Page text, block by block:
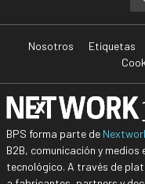
Nosotros Etiquetas
BPS forma parte de
B2B, comunicación y
tecnológico. A través de